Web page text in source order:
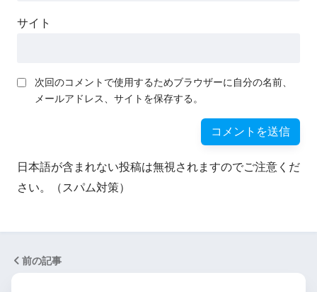
サイト
次回のコメントで使用するためブラウザーに自分の名前、
メールアドレス、サイトを保存する。
日本語が含まれない投稿は無視されますのでご注意くだ
さい。（スパム対策）
前の記事